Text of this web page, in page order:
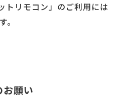
リモコン」のご利用には
願い